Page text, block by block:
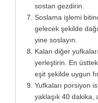
sostan gezdirin.
Soslama işlemi
gelecek şekilde
yine soslayın.
Kalan diğer
yerleştirin. En
eşit şekilde uygun
Yufkaları porsiyon
yaklaşık 40 dakika,